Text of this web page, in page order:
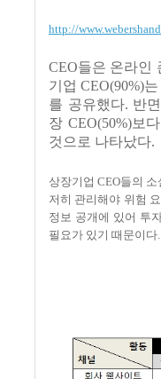
http://
CEO들은 온라인
기업 CEO(90%)
를 공유했다. 반
장 CEO(50%)보
것으로 나타났다.
상장기업 CEO들의
저히 관리해야 위험
정보 공개에 있어 투
필요가 있기 때문이다.